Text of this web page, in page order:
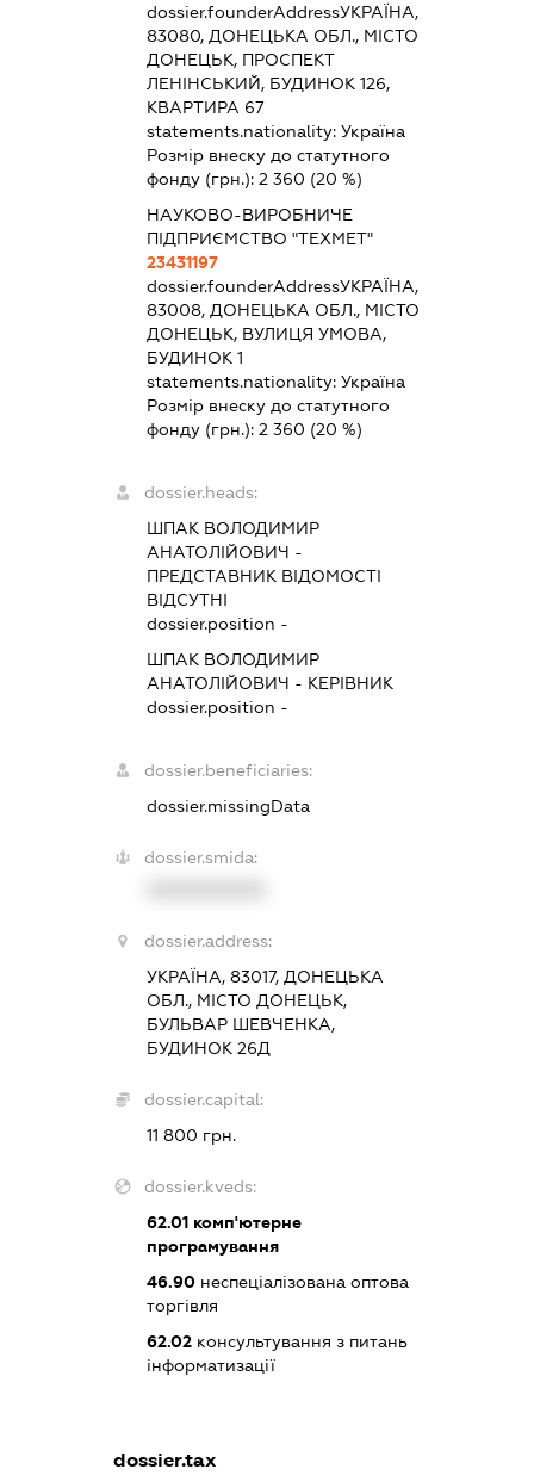
dossier.founderAddressУКРАЇНА,
83080, ДОНЕЦЬКА ОБЛ., МІСТО
ДОНЕЦЬК, ПРОСПЕКТ
ЛЕНІНСЬКИЙ, БУДИНОК 126,
КВАРТИРА 67
statements.nationality:Україна
Розмір внеску до статутного
фонду (грн.):2 360 (20 %)
НАУКОВО-ВИРОБНИЧЕ
ПІДПРИЄМСТВО "ТЕХМЕТ"
23431197
dossier.founderAddressУКРАЇНА,
83008, ДОНЕЦЬКА ОБЛ., МІСТО
ДОНЕЦЬК, ВУЛИЦЯ УМОВА,
БУДИНОК 1
statements.nationality:Україна
Розмір внеску до статутного
фонду (грн.):2 360 (20 %)
dossier.heads:
ШПАК ВОЛОДИМИР
АНАТОЛІЙОВИЧ -
ПРЕДСТАВНИК ВІДОМОСТІ
ВІДСУТНІ
dossier.position -
ШПАК ВОЛОДИМИР
АНАТОЛІЙОВИЧ - КЕРІВНИК
dossier.position -
dossier.beneficiaries:
dossier.missingData
dossier.smida:
dossier.address:
УКРАЇНА, 83017, ДОНЕЦЬКА
ОБЛ., МІСТО ДОНЕЦЬК,
БУЛЬВАР ШЕВЧЕНКА,
БУДИНОК 26Д
dossier.capital:
11 800 грн.
dossier.kveds:
62.01 комп'ютерне
програмування
46.90 неспеціалізована оптова
торгівля
62.02 консультування з питань
інформатизації
dossier.tax